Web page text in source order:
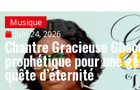
Musique
juin 24, 2026
Chantre Gracieuse
prophétique pour une
quête d’éternité